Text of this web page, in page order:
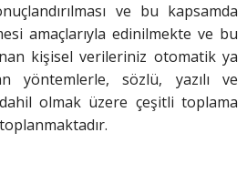
ve bu kapsamda
amaçlarıyla edinilmekte ve bu
kişisel verileriniz otomatik ya
yöntemlerle, sözlü, yazılı ve
olmak üzere çeşitli toplama